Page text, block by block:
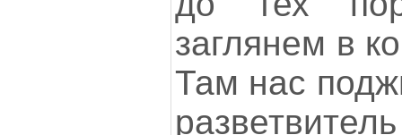
заглянем в
Там нас